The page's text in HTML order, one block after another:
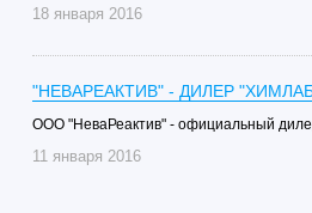
18 января 2016
"НЕВАРЕАКТИВ" - ДИЛЕР
ООО "НеваРеактив" - официальный
11 января 2016